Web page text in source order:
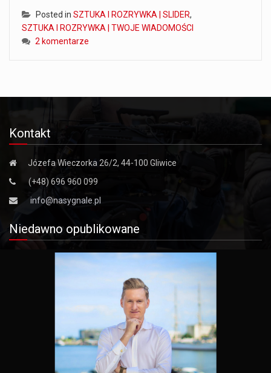
Posted in SZTUKA I ROZRYWKA | SLIDER,
SZTUKA I ROZRYWKA | TWOJE WIADOMOŚCI
2 komentarze
Kontakt
Józefa Wieczorka 26/2, 44-100 Gliwice
(+48) 696 960 099
info@nasygnale.pl
Niedawno opublikowane